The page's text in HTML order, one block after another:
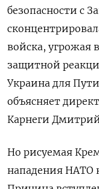
безопасности с
войска, угрожая
защитной
Украина для
объясняет
Карнеги
Но рисуемая
нападения НАТО